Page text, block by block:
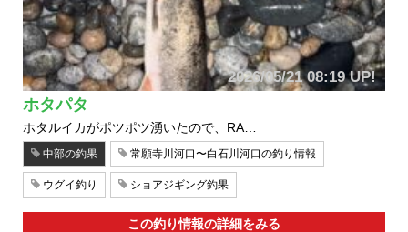
2026/05/21 08:19 UP!
ホタパタ
ホタルイカがポツポツ湧いたので、RA…
中部の釣果 常願寺川河口〜白石川河口の釣り情報
ウグイ釣り ショアジギング釣果
この釣り情報の詳細をみる